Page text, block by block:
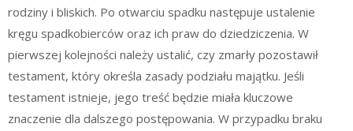
rodziny i bliskich. Po otwarciu spadku następuje ustalenie
kręgu spadkobierców oraz ich praw do dziedziczenia. W
pierwszej kolejności należy ustalić, czy zmarły pozostawił
testament, który określa zasady podziału majątku. Jeśli
testament istnieje, jego treść będzie miała kluczowe
znaczenie dla dalszego postępowania. W przypadku braku